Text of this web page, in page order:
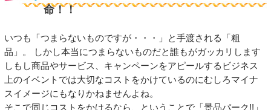
命！！
いつも「つまらないものですが・・・」と手渡される「粗
品」。 しかし本当につまらないものだと誰もがガッカリします
しもし商品やサービス、キャンペーンをアピールするビジネス
上のイベントでは大切なコストをかけているのにむしろマイナ
スイメージにもなりかねませんよね。
そこで同じコストをかけるなら、ということで「景品パーク!!」